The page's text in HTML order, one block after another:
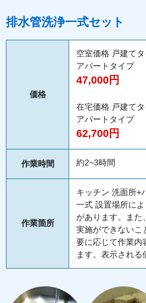
排水管洗浄一式セット
価格
空室価格 戸建て
アパートタイプ
47,000円
在宅価格 戸建て
アパートタイプ
62,700円
作業時間 約2~3時間
作業箇所
キッチン 洗面所+
一式 設置場所に
があります。また
実施ができないこ
要に応じて作業内
ます。表示される